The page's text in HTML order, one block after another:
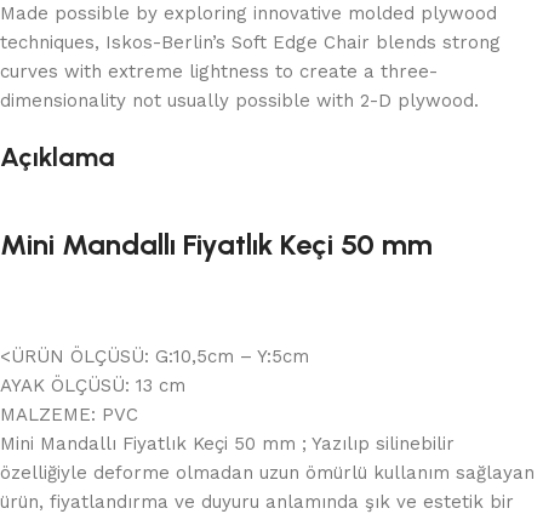
Made possible by exploring innovative molded plywood
techniques, Iskos-Berlin’s Soft Edge Chair blends strong
curves with extreme lightness to create a three-
dimensionality not usually possible with 2-D plywood.
Açıklama
Mini Mandallı Fiyatlık Keçi 50 mm
<ÜRÜN ÖLÇÜSÜ: G:10,5cm – Y:5cm
AYAK ÖLÇÜSÜ: 13 cm
MALZEME: PVC
Mini Mandallı Fiyatlık Keçi 50 mm ; Yazılıp silinebilir
özelliğiyle deforme olmadan uzun ömürlü kullanım sağlayan
ürün, fiyatlandırma ve duyuru anlamında şık ve estetik bir